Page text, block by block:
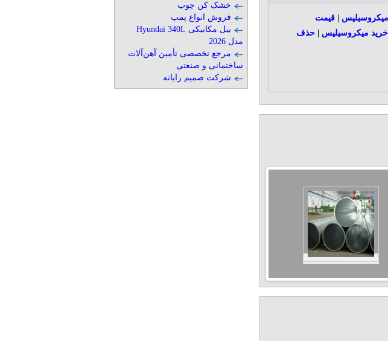
میکروسیلیس |قیمت
خرید میکروسیلیس |حذف
خشک کن چوب
فروش انواع پمپ
بیل مکانیکی Hyundai 340L
مدل 2026
مرجع تخصصی تأمین آهن‌آلات
ساختمانی و صنعتی
شرکت صمیم رایانه